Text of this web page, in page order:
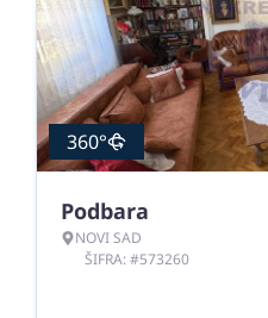
360°
Podbara
NOVI SAD
ŠIFRA: #573260